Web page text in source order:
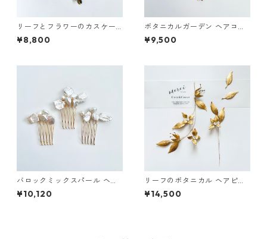
リーフとフラワーのカスケー
ドコーム
¥8,800
ボタニカルガーデン ヘアコー
ム
¥9,500
バロックミックスパール ヘア
コーム
¥10,120
リーフのボタニカル ヘアピー
ス&ピンセット
¥14,500